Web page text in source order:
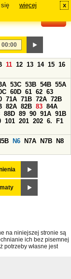
więcej x
11 12 13 14 15 16
53C 53B 54B 55A
60D 61 62 63
71A 71B 72A 72B
82A 82B 83 84A
88D 89 90 91A 91B
101 201 202 6.
F1
N6 N7A N7B
N8
na niniejszej stronie są
ich bez pisemnej
potrzeby własne jest